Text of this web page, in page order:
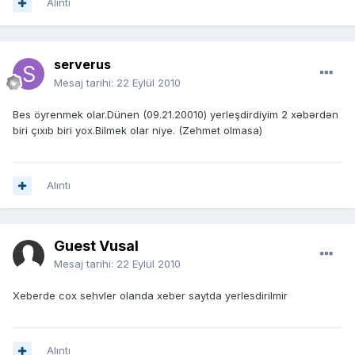
Alıntı
serverus
Mesaj tarihi: 22 Eylül 2010
Bes öyrenmek olar.Dünen (09.21.20010) yerleşdirdiyim 2 xəbərdən
biri çıxıb biri yox.Bilmek olar niye. (Zehmet olmasa)
Alıntı
Guest Vusal
Mesaj tarihi: 22 Eylül 2010
Xeberde cox sehvler olanda xeber saytda yerlesdirilmir
Alıntı